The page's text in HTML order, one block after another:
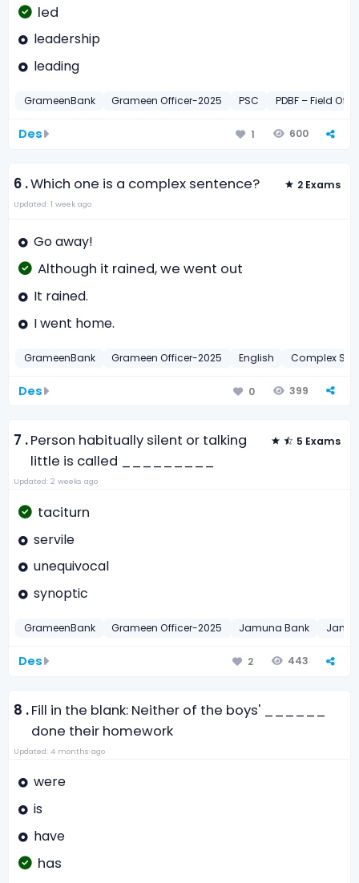
led
leadership
leading
GrameenBank Grameen Officer-2025 PSC PDBF – Field
Des 1 600
6 .Which one is a complex sentence? 2 Exams
Updated: 1 week ago
Go away!
Although it rained, we went out
It rained.
I went home.
GrameenBank Grameen Officer-2025 English Complex
Des 0 399
7 .Person habitually silent or talking
little is called _________
5 Exams
Updated: 2 weeks ago
taciturn
servile
unequivocal
synoptic
GrameenBank Grameen Officer-2025 Jamuna Bank
Des 2 443
8 .Fill in the blank: Neither of the boys' ______
done their homework
Updated: 4 months ago
were
is
have
has